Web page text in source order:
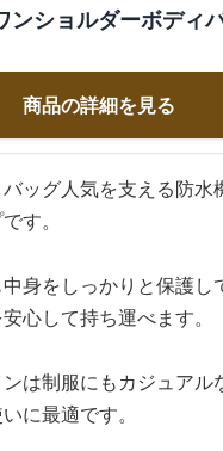
ンショルダーボディ
商品の詳細を見る
ッグ人気を支える防水
す。
身をしっかりと保護し
心して持ち運べます。
は制服にもカジュアル
に最適です。